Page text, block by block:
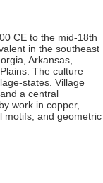
CE to the mid-18th
in the southeast
Arkansas,
The culture
states. Village
a central
work in copper,
motifs, and geometric